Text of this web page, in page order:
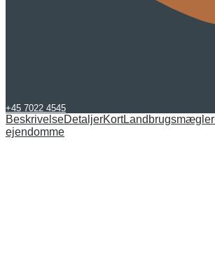
+45 7022 4545
BeskrivelseDetaljerKortLandbrugsmægler
ejendomme